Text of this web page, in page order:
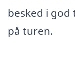
besked i god
på turen.